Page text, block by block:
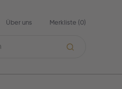
Über uns Merkliste (0)